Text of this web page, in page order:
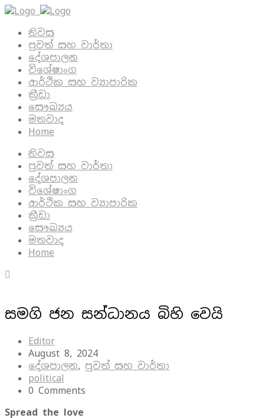
නිවස
පුවත් සහ වාර්තා
දේශපාලන
විශේෂාංග
ආර්ථික සහ ව්‍යාපාරික
ක්‍රීඩා
සෞඛ්‍යය
මතවාද
Home
නිවස
පුවත් සහ වාර්තා
දේශපාලන
විශේෂාංග
ආර්ථික සහ ව්‍යාපාරික
ක්‍රීඩා
සෞඛ්‍යය
මතවාද
Home
සමගි ජන සන්ධානය බිහි වෙයි
Editor
August 8, 2024
දේශපාලන, පුවත් සහ වාර්තා
political
0 Comments
Spread the love